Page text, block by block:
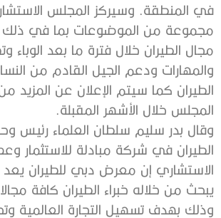
في المنطقة. وسيركز المجلس
مجموعة من الموضوعات بما في
مجال الطيران خلال فترة ما بعد الوباء
والمهارات ودعم الجيل القادم من
الطيران كما سيتم الإعلان عن المزيد
المجلس خلال الأشهر المقبلة.
وقال بدر سليم سلطان العلماء رئيس
الطيران في شركة مبادلة للاستثمار
الاستشاري إن معرض دبي للطيران
يبحث من خلاله خبراء الطيران كافة
وذلك بهدف تسهيل التجارة العالمية